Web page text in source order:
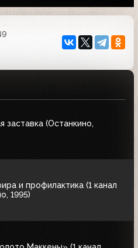
заставка (Останкино,
и профилактика (1 канал
1995)